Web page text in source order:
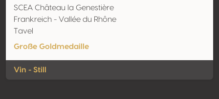
SCEA Château la Genestière
Frankreich - Vallée du Rhône
Tavel
Große Goldmedaille
Vin - Still